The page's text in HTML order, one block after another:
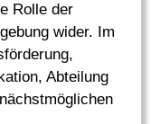
Rolle der
wider. Im
Abteilung